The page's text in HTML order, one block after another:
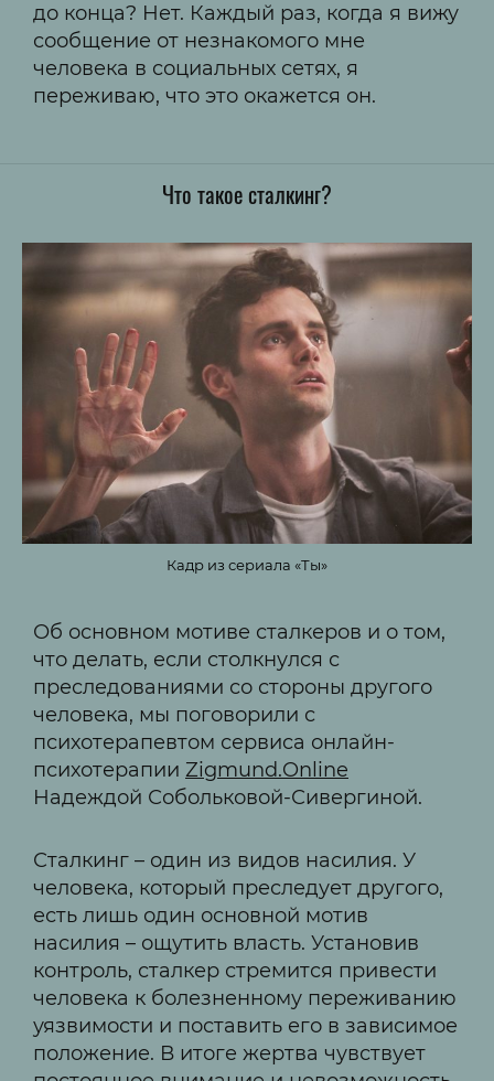
до конца? Нет. Каждый раз, когда я вижу
сообщение от незнакомого мне
человека в социальных сетях, я
переживаю, что это окажется он.
Что такое сталкинг?
Кадр из сериала «Ты»
Об основном мотиве сталкеров и о том,
что делать, если столкнулся с
преследованиями со стороны другого
человека, мы поговорили с
психотерапевтом сервиса онлайн-
психотерапии Zigmund.Online
Надеждой Собольковой-Сивергиной.
Сталкинг – один из видов насилия. У
человека, который преследует другого,
есть лишь один основной мотив
насилия – ощутить власть. Установив
контроль, сталкер стремится привести
человека к болезненному переживанию
уязвимости и поставить его в зависимое
положение. В итоге жертва чувствует